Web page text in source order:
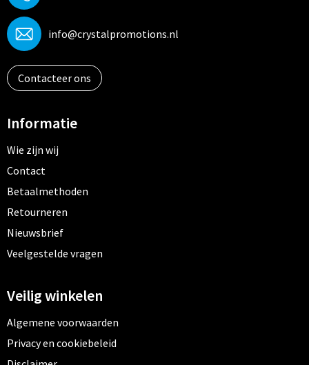
info@crystalpromotions.nl
Contacteer ons
Informatie
Wie zijn wij
Contact
Betaalmethoden
Retourneren
Nieuwsbrief
Veelgestelde vragen
Veilig winkelen
Algemene voorwaarden
Privacy en cookiebeleid